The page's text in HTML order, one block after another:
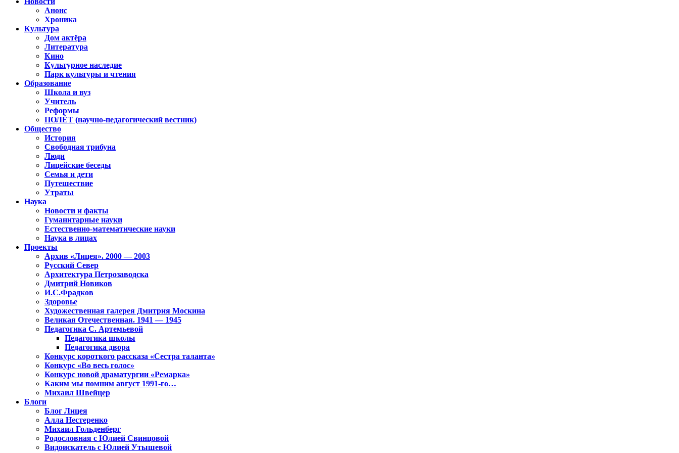
Анонс
Хроника
Культура
Дом актёра
Литература
Кино
Культурное наследие
Парк культуры и чтения
Образование
Школа и вуз
Учитель
Реформы
ПОЛЁТ (научно-педагогический вестник)
Общество
История
Свободная трибуна
Люди
Лицейские беседы
Семья и дети
Путешествие
Утраты
Наука
Новости и факты
Гуманитарные науки
Естественно-математические науки
Наука в лицах
Проекты
Архив «Лицея». 2000 — 2003
Русский Север
Архитектура Петрозаводска
Дмитрий Новиков
И.С.Фрадков
Здоровье
Художественная галерея Дмитрия Москина
Великая Отечественная. 1941 — 1945
Педагогика С. Артемьевой
Педагогика школы
Педагогика двора
Конкурс короткого рассказа «Сестра таланта»
Конкурс «Во весь голос»
Конкурс новой драматургии «Ремарка»
Каким мы помним август 1991-го…
Михаил Швейцер
Блоги
Блог Лицея
Алла Нестеренко
Михаил Гольденберг
Родословная с Юлией Свинцовой
Видоискатель с Юлией Утышевой